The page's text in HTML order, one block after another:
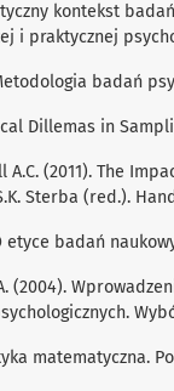
kontekst
i praktycznej
badań
Dillemas in
A.C. (2011). The
Sterba (red.).
etyce badań
(2004).
matematyczna.